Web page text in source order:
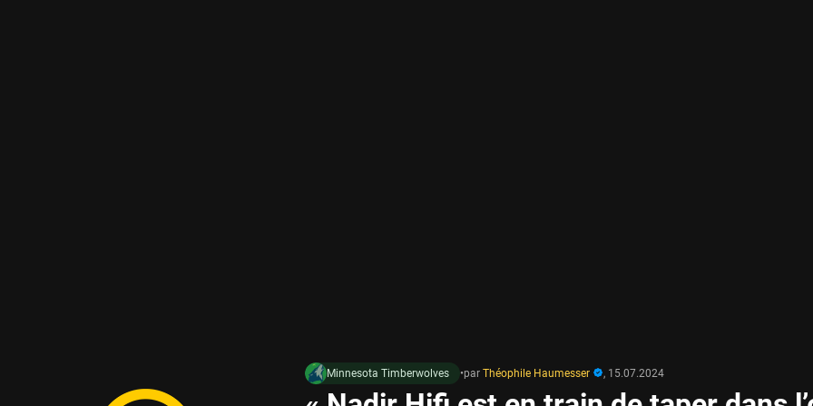
Minnesota Timberwolves •par Théophile Haumesser , 15.07.2024